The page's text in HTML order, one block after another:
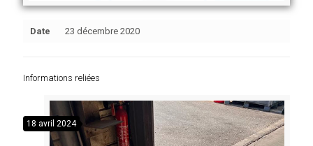
Date 23 décembre 2020
Informations reliées
18 avril 2024